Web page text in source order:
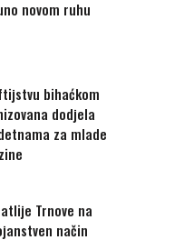
novom ruhu
bihaćkom
dodjela
za mlade
Trnove na
način